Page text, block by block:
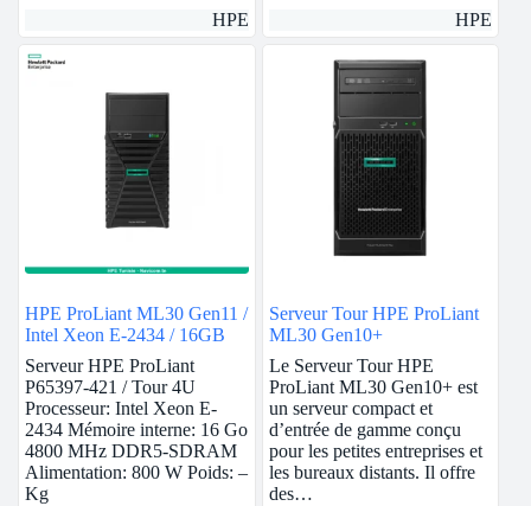
HPE
HPE
HPE ProLiant ML30 Gen11 /
Intel Xeon E-2434 / 16GB
Serveur HPE ProLiant
P65397-421 / Tour 4U
Processeur: Intel Xeon E-
2434 Mémoire interne: 16 Go
4800 MHz DDR5-SDRAM
Alimentation: 800 W Poids: –
Kg
Serveur Tour HPE ProLiant
ML30 Gen10+
Le Serveur Tour HPE
ProLiant ML30 Gen10+ est
un serveur compact et
d’entrée de gamme conçu
pour les petites entreprises et
les bureaux distants. Il offre
des…